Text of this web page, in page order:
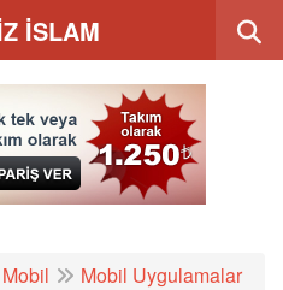
İSLAM
Mobil Mobil Uygulamalar